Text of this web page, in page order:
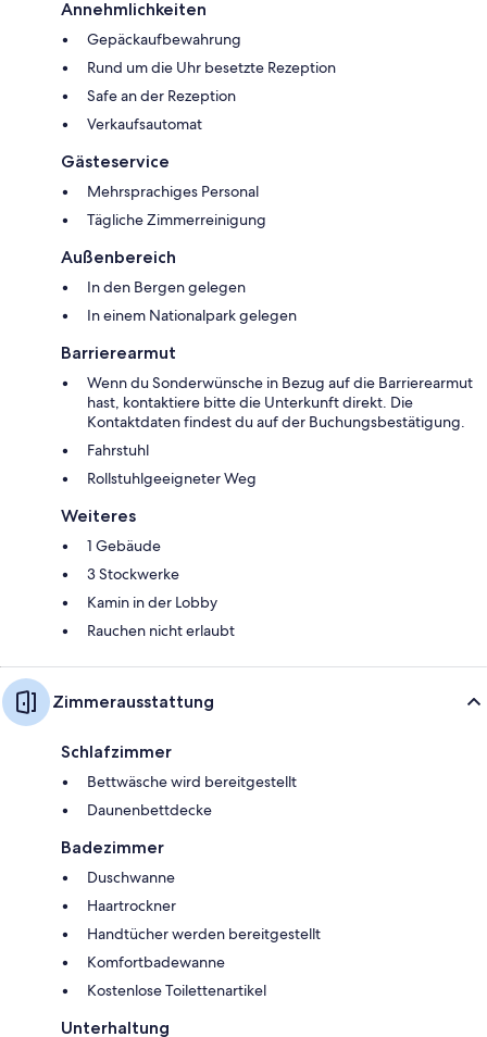
Annehmlichkeiten
Gepäckaufbewahrung
Rund um die Uhr besetzte Rezeption
Safe an der Rezeption
Verkaufsautomat
Gästeservice
Mehrsprachiges Personal
Tägliche Zimmerreinigung
Außenbereich
In den Bergen gelegen
In einem Nationalpark gelegen
Barrierearmut
Wenn du Sonderwünsche in Bezug auf die Barrierearmut
hast, kontaktiere bitte die Unterkunft direkt. Die
Kontaktdaten findest du auf der Buchungsbestätigung.
Fahrstuhl
Rollstuhlgeeigneter Weg
Weiteres
1 Gebäude
3 Stockwerke
Kamin in der Lobby
Rauchen nicht erlaubt
Zimmerausstattung
Schlafzimmer
Bettwäsche wird bereitgestellt
Daunenbettdecke
Badezimmer
Duschwanne
Haartrockner
Handtücher werden bereitgestellt
Komfortbadewanne
Kostenlose Toilettenartikel
Unterhaltung